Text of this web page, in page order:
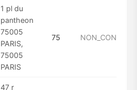
1 pl du
pantheon
75005
PARIS,
75005
PARIS
75 NON_CONNUE
47 r